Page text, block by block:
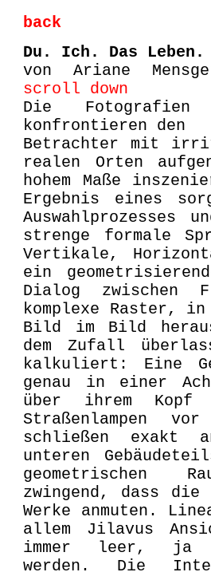
back
Du. Ich. Das Leben.
von Ariane
scroll down
Die
konfrontieren den
Betrachter mit
realen Orten
hohem Maße
Ergebnis eines
Auswahlprozesses
strenge formale
Vertikale,
ein
Dialog zwischen
komplexe Raster,
Bild im Bild
dem Zufall
kalkuliert: Eine
genau in einer
über ihrem
Straßenlampen
schließen exakt
unteren
geometrischen
zwingend, dass
Werke anmuten.
allem Jilavus
immer leer, ja
werden. Die